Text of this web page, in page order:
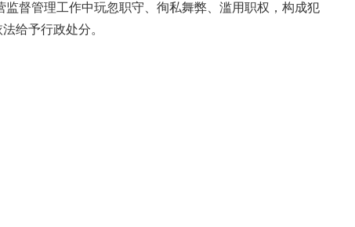
督管理工作中玩忽职守、徇私舞弊、滥用职权，构成犯
给予行政处分。